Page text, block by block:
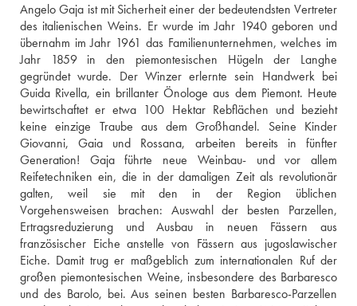
Angelo Gaja ist mit Sicherheit einer der bedeutendsten Vertreter
des italienischen Weins. Er wurde im Jahr 1940 geboren und
übernahm im Jahr 1961 das Familienunternehmen, welches im
Jahr 1859 in den piemontesischen Hügeln der Langhe
gegründet wurde. Der Winzer erlernte sein Handwerk bei
Guida Rivella, ein brillanter Önologe aus dem Piemont. Heute
bewirtschaftet er etwa 100 Hektar Rebflächen und bezieht
keine einzige Traube aus dem Großhandel. Seine Kinder
Giovanni, Gaia und Rossana, arbeiten bereits in fünfter
Generation! Gaja führte neue Weinbau- und vor allem
Reifetechniken ein, die in der damaligen Zeit als revolutionär
galten, weil sie mit den in der Region üblichen
Vorgehensweisen brachen: Auswahl der besten Parzellen,
Ertragsreduzierung und Ausbau in neuen Fässern aus
französischer Eiche anstelle von Fässern aus jugoslawischer
Eiche. Damit trug er maßgeblich zum internationalen Ruf der
großen piemontesischen Weine, insbesondere des Barbaresco
und des Barolo, bei. Aus seinen besten Barbaresco-Parzellen